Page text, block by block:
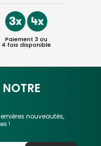
Paiement 3 ou
4 fois disponible
nouveautés,
!